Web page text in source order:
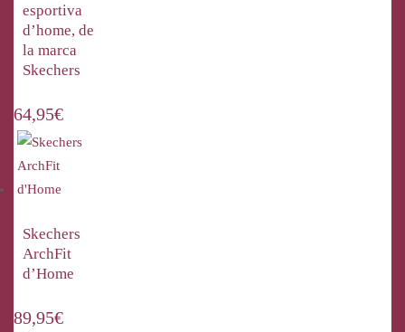
esportiva
d’home, de
la marca
Skechers
64,95€
Skechers
ArchFit
d’Home
89,95€